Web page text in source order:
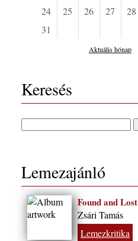
24
25 26 27 28
31
Aktuális hónap
Keresés
Lemezajánló
Found and Lost
Zsári Tamás
Lemezkritika